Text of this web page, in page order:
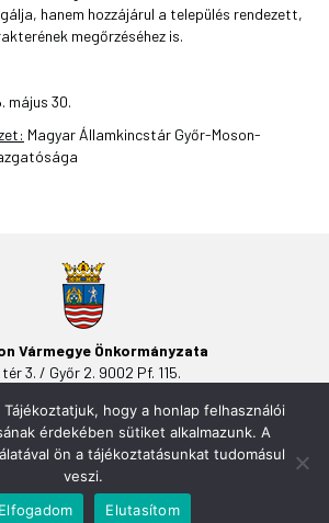
hanem hozzájárul a település rendezett,
megőrzéséhez is.
május 30.
Magyar Államkincstár Győr-Moson-
Vármegye Önkormányzata
3. / Győr 2. 9002 Pf. 115.
hogy a honlap felhasználói
érdekében sütiket alkalmazunk. A
ön a tájékoztatásunkat tudomásul
veszi.
Elfogadom
Elutasítom